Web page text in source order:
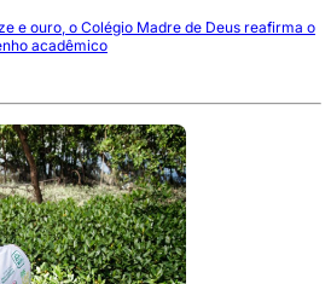
e ouro, o Colégio Madre de Deus reafirma o
acadêmico